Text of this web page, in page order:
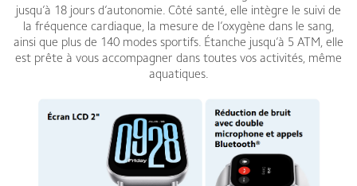
jusqu’à 18 jours d’autonomie. Côté santé, elle intègre le suivi de
la fréquence cardiaque, la mesure de l’oxygène dans le sang,
ainsi que plus de 140 modes sportifs. Étanche jusqu’à 5 ATM, elle
est prête à vous accompagner dans toutes vos activités, même
aquatiques.